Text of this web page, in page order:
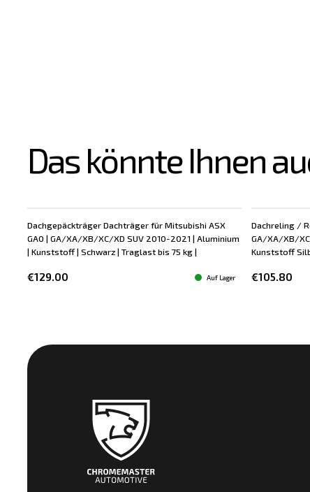
Das könnte Ihnen
Dachgepäckträger Dachträger für Mitsubishi ASX
GA0 | GA/XA/XB/XC/XD SUV 2010-2021 | Aluminium
| Kunststoff | Schwarz | Traglast bis 75 kg |
€129.00 Auf Lager
Dachreling /
GA/XA/XB/
Kunststoff
€105.80